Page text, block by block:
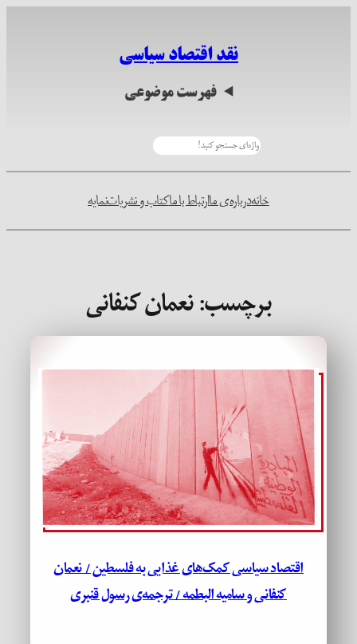
نقد اقتصاد سیاسی
فهرست موضوعی
خانهدرباره‌ی ماارتباط با ماکتاب و نشریاتنمایه
برچسب:نعمان کنفانی
اقتصاد سیاسی کمک‌های غذایی به فلسطین / نعمان
کنفانی و سامیه البطمه / ترجمه‌ی رسول قنبری